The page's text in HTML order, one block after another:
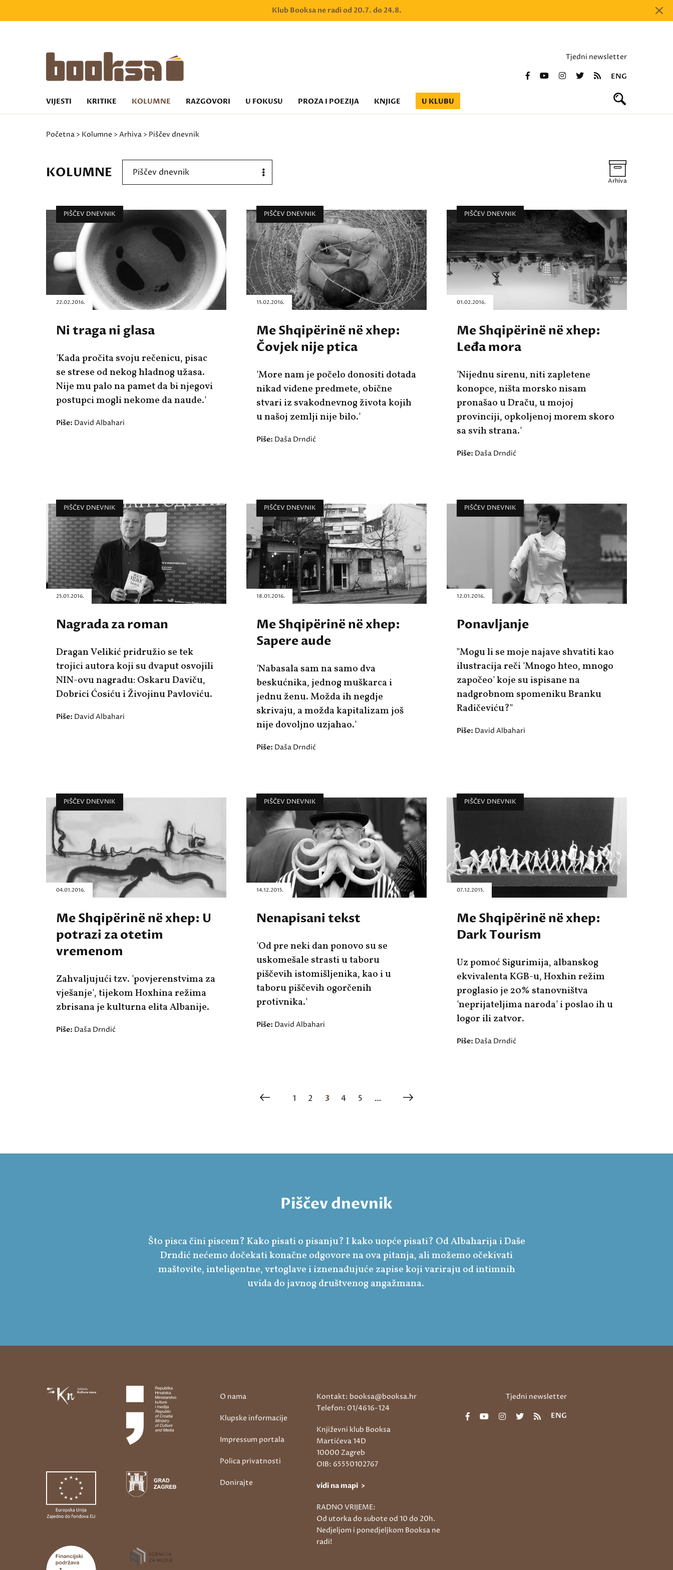
Klub Booksa ne radi od 20.7. do 24.8.
Tjedni newsletter
ENG
VIJESTI KRITIKE KOLUMNE RAZGOVORI U FOKUSU PROZA I POEZIJA KNJIGE U KLUBU
Početna > Kolumne > Arhiva > Piščev dnevnik
KOLUMNE Piščev dnevnik
Arhiva
PIŠČEV DNEVNIK
22.02.2016.
Ni traga ni glasa
'Kada pročita svoju rečenicu, pisac
se strese od nekog hladnog užasa.
Nije mu palo na pamet da bi njegovi
postupci mogli nekome da naude.'
Piše: David Albahari
PIŠČEV DNEVNIK
15.02.2016.
Me Shqipërinë në xhep:
Čovjek nije ptica
'More nam je počelo donositi dotada
nikad viđene predmete, obične
stvari iz svakodnevnog života kojih
u našoj zemlji nije bilo.'
Piše: Daša Drndić
PIŠČEV DNEVNIK
01.02.2016.
Me Shqipërinë në xhep:
Leđa mora
'Nijednu sirenu, niti zapletene
konopce, ništa morsko nisam
pronašao u Draču, u mojoj
provinciji, opkoljenoj morem skoro
sa svih strana.'
Piše: Daša Drndić
PIŠČEV DNEVNIK
25.01.2016.
Nagrada za roman
Dragan Velikić pridružio se tek
trojici autora koji su dvaput osvojili
NIN-ovu nagradu: Oskaru Daviču,
Dobrici Ćosiću i Živojinu Pavloviću.
Piše: David Albahari
PIŠČEV DNEVNIK
18.01.2016.
Me Shqipërinë në xhep:
Sapere aude
'Nabasala sam na samo dva
beskućnika, jednog muškarca i
jednu ženu. Možda ih negdje
skrivaju, a možda kapitalizam još
nije dovoljno uzjahao.'
Piše: Daša Drndić
PIŠČEV DNEVNIK
12.01.2016.
Ponavljanje
"Mogu li se moje najave shvatiti kao
ilustracija reči 'Mnogo hteo, mnogo
započeo' koje su ispisane na
nadgrobnom spomeniku Branku
Radičeviću?"
Piše: David Albahari
PIŠČEV DNEVNIK
04.01.2016.
Me Shqipërinë në xhep: U
potrazi za otetim
vremenom
Zahvaljujući tzv. 'povjerenstvima za
vješanje', tijekom Hoxhina režima
zbrisana je kulturna elita Albanije.
Piše: Daša Drndić
PIŠČEV DNEVNIK
14.12.2015.
Nenapisani tekst
'Od pre neki dan ponovo su se
uskomešale strasti u taboru
piščevih istomišljenika, kao i u
taboru piščevih ogorčenih
protivnika.'
Piše: David Albahari
PIŠČEV DNEVNIK
07.12.2015.
Me Shqipërinë në xhep:
Dark Tourism
Uz pomoć Sigurimija, albanskog
ekvivalenta KGB-u, Hoxhin režim
proglasio je 20% stanovništva
'neprijateljima naroda' i poslao ih u
logor ili zatvor.
Piše: Daša Drndić
1 2 3 4 5 …
Piščev dnevnik
Što pisca čini piscem? Kako pisati o pisanju? I kako uopće pisati? Od Albaharija i Daše
Drndić nećemo dočekati konačne odgovore na ova pitanja, ali možemo očekivati
maštovite, inteligentne, vrtoglave i iznenađujuće zapise koji variraju od intimnih
uvida do javnog društvenog angažmana.
O nama
Klupske informacije
Impressum portala
Polica privatnosti
Donirajte
Kontakt: booksa@booksa.hr
Telefon: 01/4616-124
Književni klub Booksa
Martićeva 14D
10000 Zagreb
OIB: 65550102767
vidi na mapi >
RADNO VRIJEME:
Od utorka do subote od 10 do 20h.
Nedjeljom i ponedjeljkom Booksa ne
radi!
Tjedni newsletter
ENG